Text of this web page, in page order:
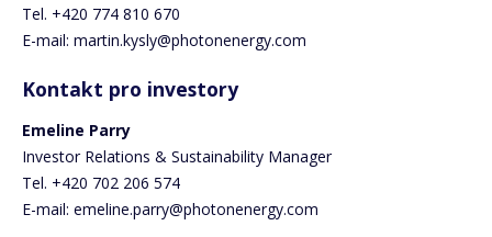
Tel. +420 774 810 670
E-mail: martin.kysly@photonenergy.com
Kontakt pro investory
Emeline Parry
Investor Relations & Sustainability Manager
Tel. +420 702 206 574
E-mail: emeline.parry@photonenergy.com